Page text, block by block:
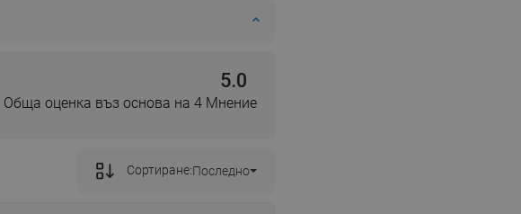
5.0
Обща оценка въз основа на 4 Мнение
Сортиране:Последно